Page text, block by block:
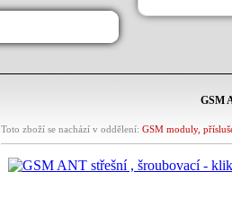
GSM
Toto zboží se nachází v oddělení: GSM moduly,